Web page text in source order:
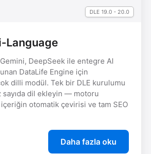
DLE 19.0 - 20.0
Language
DeepSeek ile entegre AI
DataLife Engine için
dilli modül. Tek bir DLE kurulumu
sayıda dil ekleyin — motoru
otomatik çevirisi ve tam SEO
Daha fazla oku